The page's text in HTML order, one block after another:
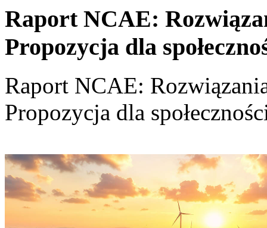
Raport NCAE:
Propozycja dla
Raport NCAE:
Propozycja dla